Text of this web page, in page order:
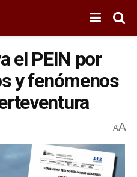
el PEIN por
y fenómenos
AA